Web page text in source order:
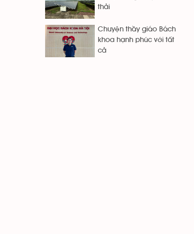
thải
Chuyện thầy giáo Bách
khoa hạnh phúc với tất
cả